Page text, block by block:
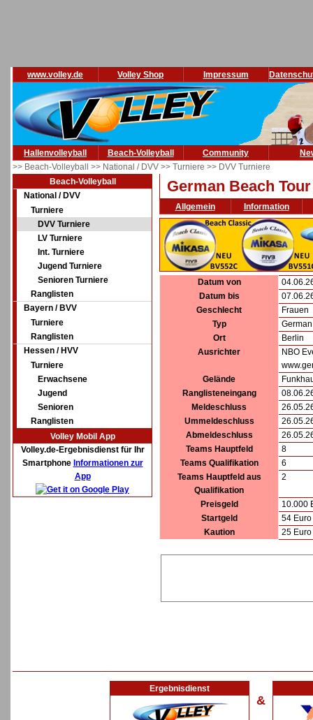
www.volley.de Volley Shop Impressum
Hallenvolleyball Beach-Volleyball Community
>> Beach-Volleyball >> National / DVV >> Turniere >> DVV Turniere
Beach-Volleyball
National / DVV
Turniere
DVV Turniere
LV Turniere
Int. Turniere
Jugend Turniere
Senioren Turniere
Ranglisten
Bayern / BVV
Turniere
Ranglisten
Hessen / HVV
Turniere
Erwachsene
Jugend
Senioren
Ranglisten
Volley Mobil App
Volley.de-Ergebnisdienst für Ihr
Smartphone Informationen zur
App
German Beach
Allgemein Information
Datum von
Datum bis
Geschlecht
Frauen
Typ
Ort
Berlin
Ausrichter
NBO
Gelände
Ranglisteneingang
Meldeschluss
Ummeldeschluss
Abmeldeschluss
Teams Hauptfeld
8
Teams Qualifikation
6
Teams Hauptfeld aus
Qualifikation
2
Preisgeld
10.000
Startgeld
54
Kaution
25
Ergebnisdienst
&